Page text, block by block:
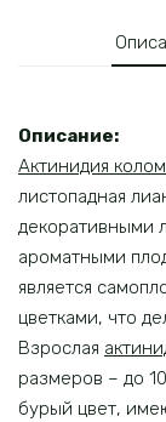
Описание:
Актинидия
листопадная
декоративными
ароматными
является
цветками, что
Взрослая
размеров – до
бурый цвет,